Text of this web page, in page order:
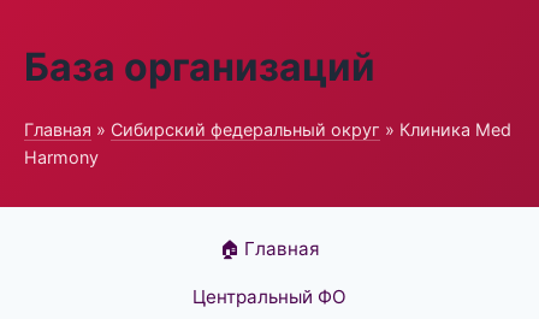
База организаций
Главная » Сибирский федеральный округ » Клиника Med
Harmony
🏠 Главная
Центральный ФО